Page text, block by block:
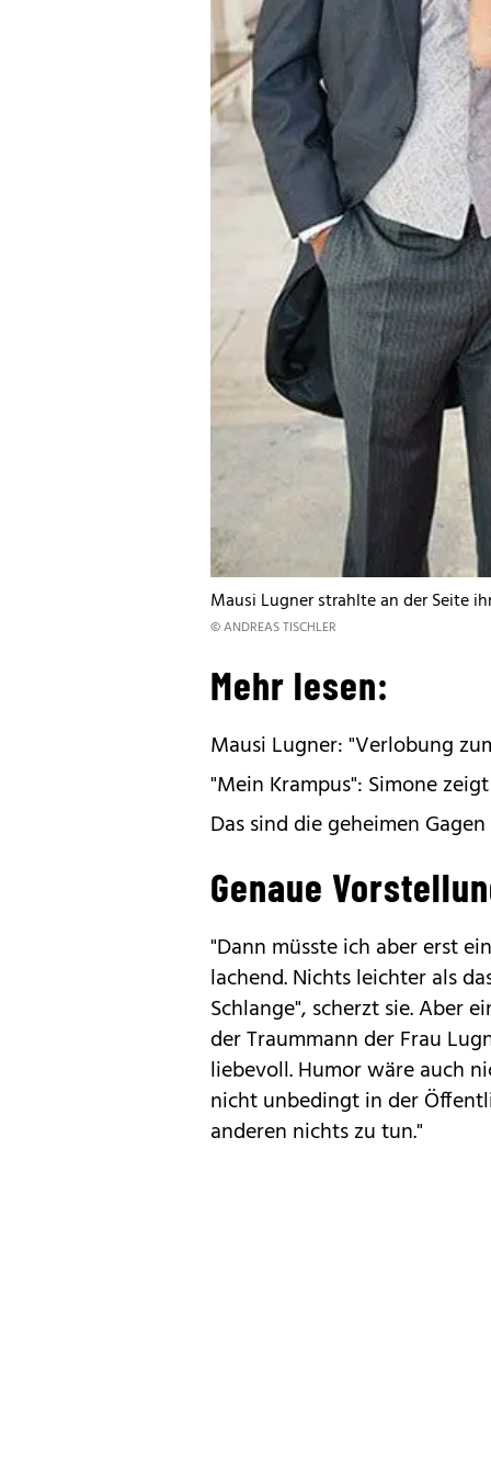
Mausi Lugner strahlte an der Seite
© ANDREAS TISCHLER
Mehr lesen:
Mausi Lugner: "Verlobung
"Mein Krampus": Simone
Das sind die geheimen
Genaue
"Dann müsste ich aber erst
lachend. Nichts leichter als
Schlange", scherzt sie. Aber
der Traummann der Frau
liebevoll. Humor wäre auch
nicht unbedingt in der
anderen nichts zu tun."